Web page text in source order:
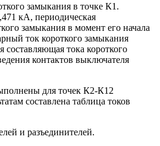
замыкания в точке К1.
кА, периодическая
замыкания в момент его начала
ток короткого замыкания
составляющая тока короткого
контактов выключателя
для точек К2-К12
составлена таблица токов
и разъединителей.